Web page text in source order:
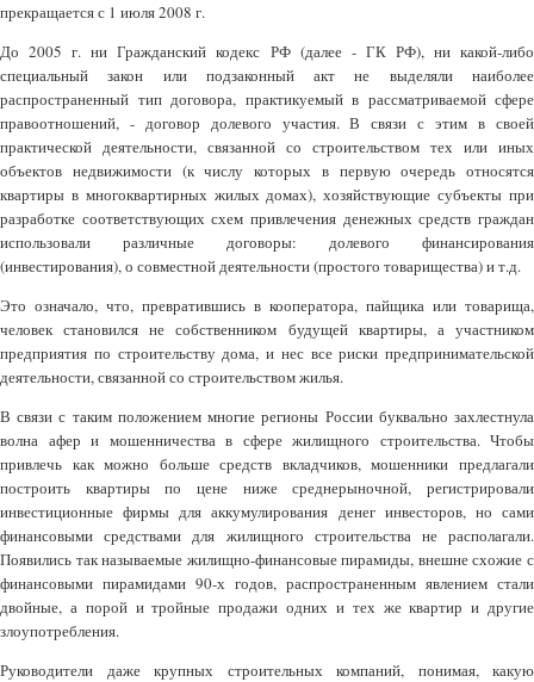
прекращается с 1 июля 2008 г.
До 2005 г. ни Гражданский кодекс РФ (далее - ГК РФ), ни какой-либо
специальный закон или подзаконный акт не выделяли наиболее
распространенный тип договора, практикуемый в рассматриваемой сфере
правоотношений, - договор долевого участия. В связи с этим в своей
практической деятельности, связанной со строительством тех или иных
объектов недвижимости (к числу которых в первую очередь относятся
квартиры в многоквартирных жилых домах), хозяйствующие субъекты при
разработке соответствующих схем привлечения денежных средств граждан
использовали различные договоры: долевого финансирования
(инвестирования), о совместной деятельности (простого товарищества) и т.д.
Это означало, что, превратившись в кооператора, пайщика или товарища,
человек становился не собственником будущей квартиры, а участником
предприятия по строительству дома, и нес все риски предпринимательской
деятельности, связанной со строительством жилья.
В связи с таким положением многие регионы России буквально захлестнула
волна афер и мошенничества в сфере жилищного строительства. Чтобы
привлечь как можно больше средств вкладчиков, мошенники предлагали
построить квартиры по цене ниже среднерыночной, регистрировали
инвестиционные фирмы для аккумулирования денег инвесторов, но сами
финансовыми средствами для жилищного строительства не располагали.
Появились так называемые жилищно-финансовые пирамиды, внешне схожие с
финансовыми пирамидами 90-х годов, распространенным явлением стали
двойные, а порой и тройные продажи одних и тех же квартир и другие
злоупотребления.
Руководители даже крупных строительных компаний, понимая, какую